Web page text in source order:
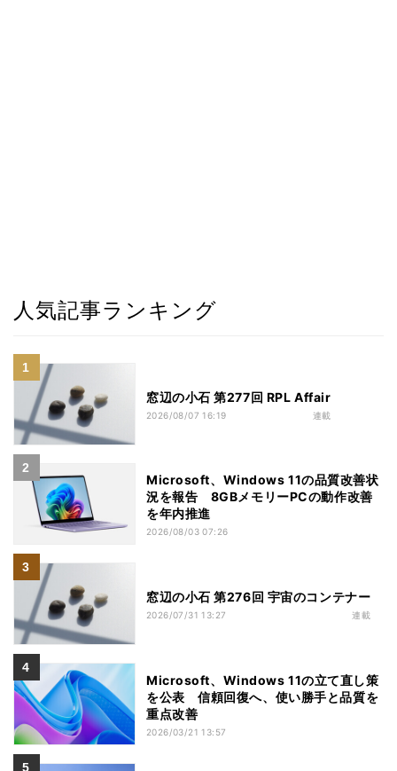
人気記事ランキング
窓辺の小石 第277回 RPL Affair
2026/08/07 16:19 連載
Microsoft、Windows 11の品質改善状
況を報告 8GBメモリーPCの動作改善
を年内推進
2026/08/03 07:26
窓辺の小石 第276回 宇宙のコンテナー
2026/07/31 13:27 連載
Microsoft、Windows 11の立て直し策
を公表 信頼回復へ、使い勝手と品質を
重点改善
2026/03/21 13:57